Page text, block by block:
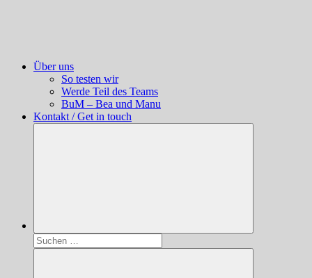
Über uns
So testen wir
Werde Teil des Teams
BuM – Bea und Manu
Kontakt / Get in touch
Suchen
nach: